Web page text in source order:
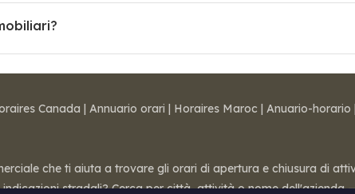
Canada | Annuario orari | Horaires Maroc | Anuario-horario |
che ti aiuta a trovare gli orari di apertura e chiusura di
stradali? Cerca per città, attività o nome